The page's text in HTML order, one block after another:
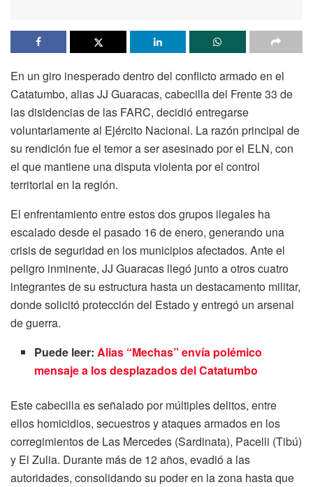
En un giro inesperado dentro del conflicto armado en el
Catatumbo, alias JJ Guaracas, cabecilla del Frente 33 de
las disidencias de las FARC, decidió entregarse
voluntariamente al Ejército Nacional. La razón principal de
su rendición fue el temor a ser asesinado por el ELN, con
el que mantiene una disputa violenta por el control
territorial en la región.
El enfrentamiento entre estos dos grupos ilegales ha
escalado desde el pasado 16 de enero, generando una
crisis de seguridad en los municipios afectados. Ante el
peligro inminente, JJ Guaracas llegó junto a otros cuatro
integrantes de su estructura hasta un destacamento militar,
donde solicitó protección del Estado y entregó un arsenal
de guerra.
Puede leer:Alias “Mechas” envía polémico
mensaje a los desplazados del Catatumbo
Este cabecilla es señalado por múltiples delitos, entre
ellos homicidios, secuestros y ataques armados en los
corregimientos de Las Mercedes (Sardinata), Pacelli (Tibú)
y El Zulia. Durante más de 12 años, evadió a las
autoridades, consolidando su poder en la zona hasta que